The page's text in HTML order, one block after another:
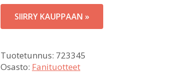
SIIRRY KAUPPAAN »
Tuotetunnus: 723345
Osasto: Fanituotteet